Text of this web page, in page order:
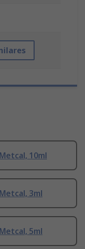
10ml
3ml
5ml